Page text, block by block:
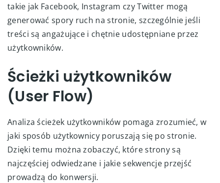
takie jak Facebook, Instagram czy Twitter mogą
generować spory ruch na stronie, szczególnie jeśli
treści są angażujące i chętnie udostępniane przez
użytkowników.
Ścieżki użytkowników
(User Flow)
Analiza ścieżek użytkowników pomaga zrozumieć, w
jaki sposób użytkownicy poruszają się po stronie.
Dzięki temu można zobaczyć, które strony są
najczęściej odwiedzane i jakie sekwencje przejść
prowadzą do konwersji.